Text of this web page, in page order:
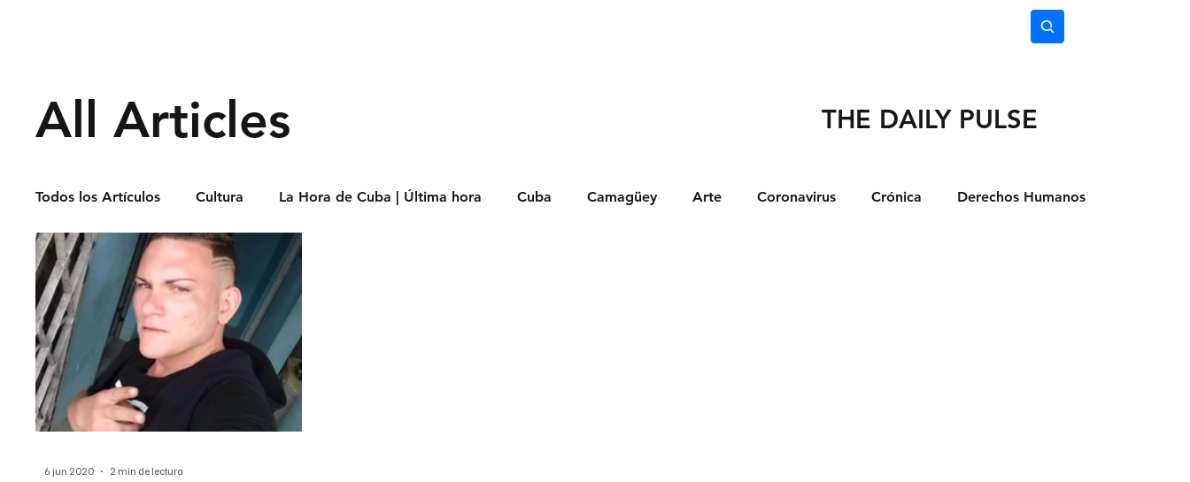
All Articles THE DAILY PULSE
Todos los Artículos Cultura La Hora de Cuba | Última hora Cuba Camagüey Arte Coronavirus Crónica Derechos Humanos
Economía Feminicidio Entrevistas
Opinión Periodismo Política
6 jun 2020 2 min de lectura